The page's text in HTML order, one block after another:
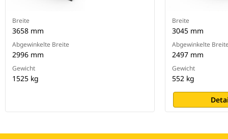
Breite
3658 mm
Abgewinkelte Breite
2996 mm
Gewicht
1525 kg
Breite
3045 mm
Abgewinkelte
2497 mm
Gewicht
552 kg